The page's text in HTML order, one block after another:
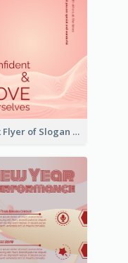
Pink Flyer of Slogan About Love